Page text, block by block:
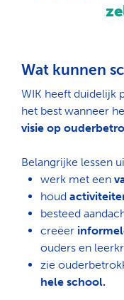
Wat kunnen
WIK heeft duidelijk
het best wanneer
visie op
Belangrijke lessen
werk met een
houd
besteed
creëer
ouders en
zie
hele school.